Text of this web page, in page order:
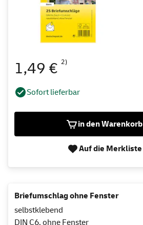
1,49 € 2)
Sofort lieferbar
in den Warenkorb
Auf die Merkliste
Briefumschlag ohne Fenster
selbstklebend
DIN C6, ohne Fenster